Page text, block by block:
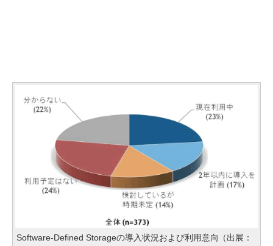
Software-Defined Storageの導入状況および利用意向（出展：